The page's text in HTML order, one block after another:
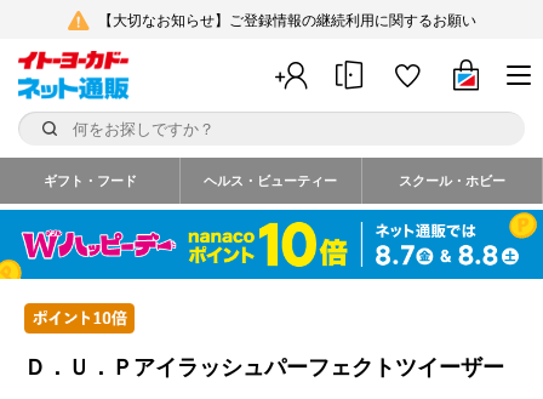
【大切なお知らせ】ご登録情報の継続利用に関するお願い
ギフト・フード ヘルス・ビューティー スクール・ホビー
Ｄ．Ｕ．Ｐアイラッシュパーフェクトツイーザー